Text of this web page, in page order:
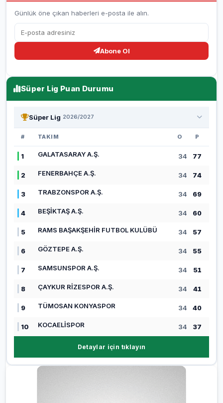
Günlük öne çıkan haberleri e-posta ile alın.
Abone Ol
Süper Lig Puan Durumu
Süper Lig 2026/2027
# TAKIM O P
1 GALATASARAY A.Ş. 34 77
2 FENERBAHÇE A.Ş. 34 74
3 TRABZONSPOR A.Ş. 34 69
4 BEŞİKTAŞ A.Ş. 34 60
5 RAMS BAŞAKŞEHİR FUTBOL KULÜBÜ 34 57
6 GÖZTEPE A.Ş. 34 55
7 SAMSUNSPOR A.Ş. 34 51
8 ÇAYKUR RİZESPOR A.Ş. 34 41
9 TÜMOSAN KONYASPOR 34 40
10 KOCAELİSPOR 34 37
Detaylar için tıklayın